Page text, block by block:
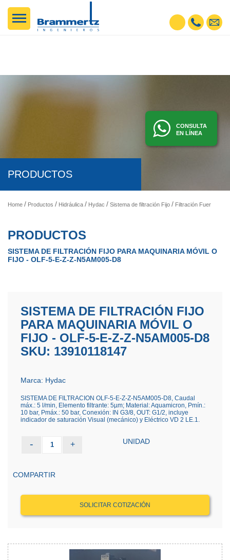
CONSULTA
EN LÍNEA
PRODUCTOS
Home Productos Hidráulica Hydac Sistema de filtración Fijo Filtración Fuera de Línea Fija
PRODUCTOS
SISTEMA DE FILTRACIÓN FIJO PARA MAQUINARIA MÓVIL O
FIJO - OLF-5-E-Z-Z-N5AM005-D8
SISTEMA DE FILTRACIÓN FIJO
PARA MAQUINARIA MÓVIL O
FIJO - OLF-5-E-Z-Z-N5AM005-D8
SKU: 13910118147
Marca: Hydac
SISTEMA DE FILTRACION OLF-5-E-Z-Z-N5AM005-D8, Caudal
máx.: 5 l/min, Elemento filtrante: 5µm; Material: Aquamicron, Pmín.:
10 bar, Pmáx.: 50 bar, Conexión: IN G3/8, OUT: G1/2, incluye
indicador de saturación Visual (mecánico) y Eléctrico VD 2 LE.1.
- 1 + UNIDAD
COMPARTIR
SOLICITAR COTIZACIÓN